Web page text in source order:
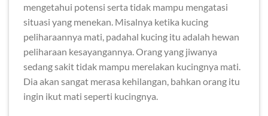
mengetahui potensi serta tidak mampu mengatasi
situasi yang menekan. Misalnya ketika kucing
peliharaannya mati, padahal kucing itu adalah hewan
peliharaan kesayangannya. Orang yang jiwanya
sedang sakit tidak mampu merelakan kucingnya mati.
Dia akan sangat merasa kehilangan, bahkan orang itu
ingin ikut mati seperti kucingnya.